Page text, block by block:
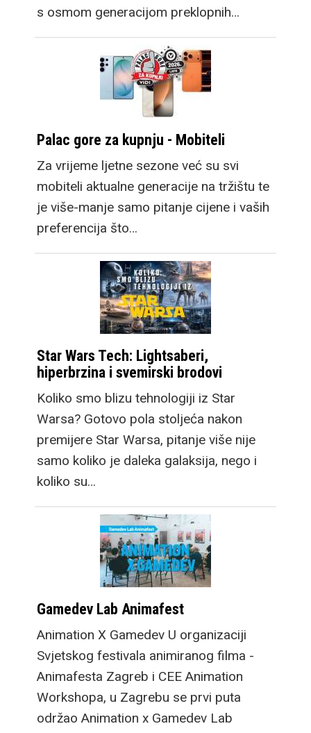
s osmom generacijom preklopnih…
Palac gore za kupnju - Mobiteli
Za vrijeme ljetne sezone već su svi
mobiteli aktualne generacije na tržištu te
je više-manje samo pitanje cijene i vaših
preferencija što…
Star Wars Tech: Lightsaberi,
hiperbrzina i svemirski brodovi
Koliko smo blizu tehnologiji iz Star
Warsa? Gotovo pola stoljeća nakon
premijere Star Warsa, pitanje više nije
samo koliko je daleka galaksija, nego i
koliko su…
Gamedev Lab Animafest
Animation X Gamedev U organizaciji
Svjetskog festivala animiranog filma -
Animafesta Zagreb i CEE Animation
Workshopa, u Zagrebu se prvi puta
održao Animation x Gamedev Lab